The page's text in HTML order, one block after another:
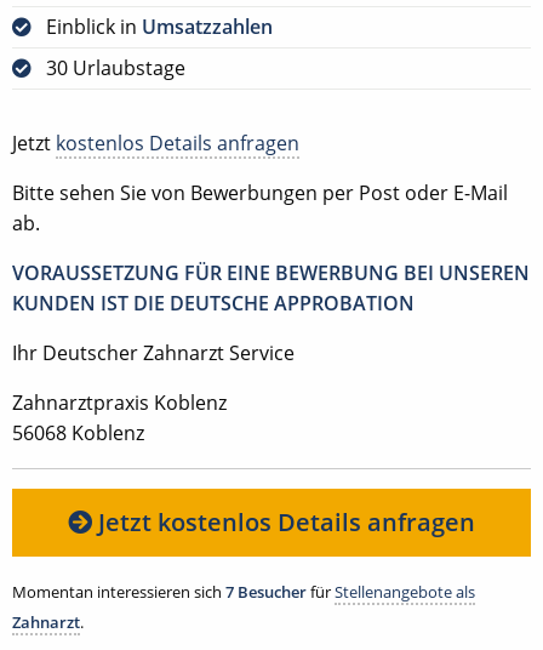
Einblick in Umsatzzahlen
30 Urlaubstage
Jetzt kostenlos Details anfragen
Bitte sehen Sie von Bewerbungen per Post oder E-Mail
ab.
VORAUSSETZUNG FÜR EINE BEWERBUNG BEI UNSEREN
KUNDEN IST DIE DEUTSCHE APPROBATION
Ihr Deutscher Zahnarzt Service
Zahnarztpraxis Koblenz
56068 Koblenz
Jetzt kostenlos Details anfragen
Momentan interessieren sich 7 BesucherfürStellenangebote als
Zahnarzt.